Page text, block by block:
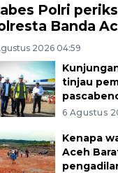
Polri
Banda
2026 04:59
tinjau
6 Agustus
Kenapa
Aceh